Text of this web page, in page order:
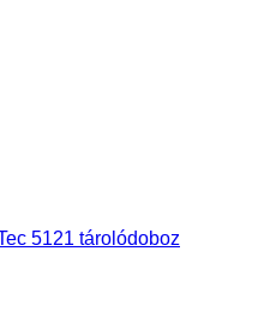
5121 tárolódoboz